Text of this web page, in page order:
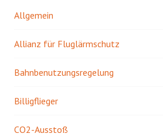
Allgemein
Allianz für Fluglärmschutz
Bahnbenutzungsregelung
Billigflieger
CO2-Ausstoß